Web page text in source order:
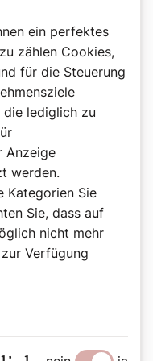
ein perfektes
zählen Cookies,
für die Steuerung
lediglich zu
Anzeige
werden.
Kategorien Sie
Sie, dass auf
nicht mehr
Verfügung